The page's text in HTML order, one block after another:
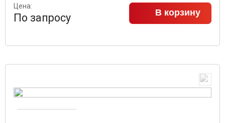
Цена:
По запросу В корзину